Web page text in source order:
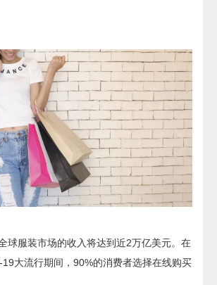
球服装市场的收入将达到近2万亿美元。在
大流行期间，90%的消费者选择在线购买